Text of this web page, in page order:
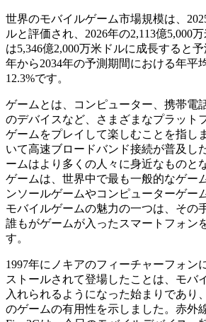
世界のモバイルゲーム市場規模は、
ルと評価され、2026年の2,113億5,000
は5,346億2,000万米ドルに成長すると
年から2034年の予測期間における年平
12.3%です。
ゲームとは、コンピューター、携帯電
のデバイスなど、さまざまなプラット
ゲームをプレイして楽しむことを指し
いて高速ブロードバンド接続が普及し
ームはより多くの人々に身近なものと
ゲームは、世界中で最も一般的なゲー
ンソールゲームやコンピューターゲー
モバイルゲームの魅力の一つは、その
誰もがゲームが入ったスマートフォン
す。
1997年にノキアのフィーチャーフォン
ストールされて登場したことは、モバ
入れられるようになった始まりであり
のゲームの有用性を示しました。赤外